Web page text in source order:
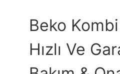
Beko
Hızlı Ve